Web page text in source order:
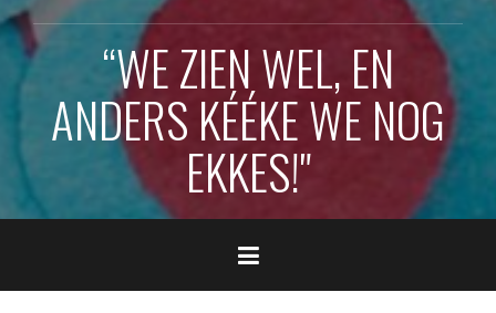
“WE ZIEN WEL, EN
ANDERS KÉÉKE WE NOG
EKKES!"